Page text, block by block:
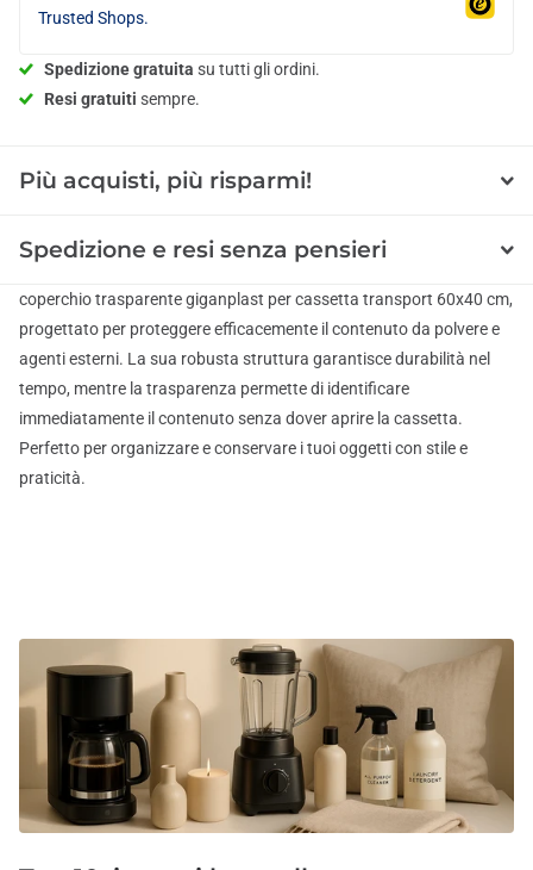
Trusted Shops.
Spedizione gratuita su tutti gli ordini.
Resi gratuiti sempre.
Più acquisti, più risparmi!
Spedizione e resi senza pensieri
coperchio trasparente giganplast per cassetta transport 60x40 cm,
progettato per proteggere efficacemente il contenuto da polvere e
agenti esterni. La sua robusta struttura garantisce durabilità nel
tempo, mentre la trasparenza permette di identificare
immediatamente il contenuto senza dover aprire la cassetta.
Perfetto per organizzare e conservare i tuoi oggetti con stile e
praticità.